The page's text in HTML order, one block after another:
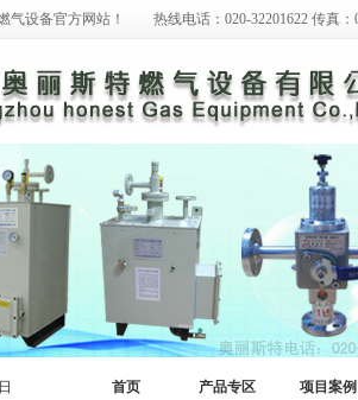
气设备官方网站！ 热线电话：020-32201622 传真：
首页 产品专区 项目案例